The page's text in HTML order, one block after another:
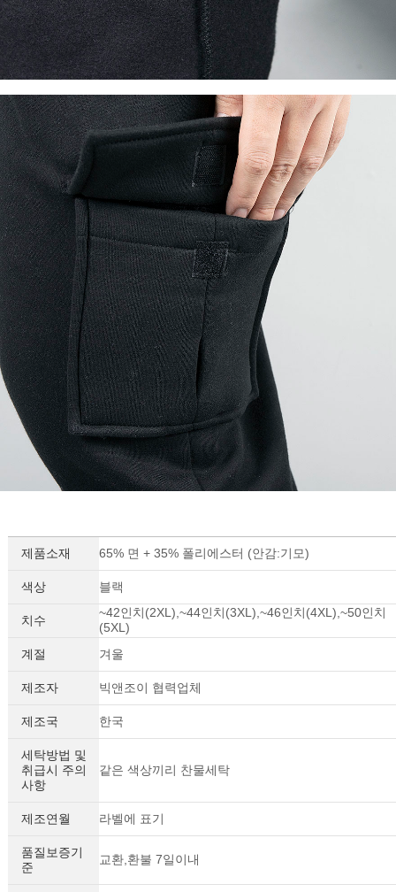
제품소재 65% 면 + 35% 폴리에스터 (안감:기모)
색상 블랙
치수
~42인치(2XL),~44인치(3XL),~46인치(4XL),~50인치
(5XL)
계절
겨울
제조자 빅앤조이 협력업체
제조국 한국
세탁방법 및
취급시 주의
사항
같은 색상끼리 찬물세탁
제조연월 라벨에 표기
품질보증기
준
교환,환불 7일이내